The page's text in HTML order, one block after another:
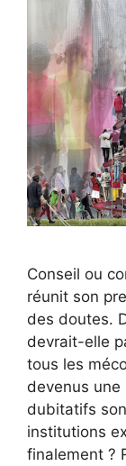
Conseil ou
réunit son
des doutes.
devrait-elle
tous les
devenus une
dubitatifs
institutions
finalement ?